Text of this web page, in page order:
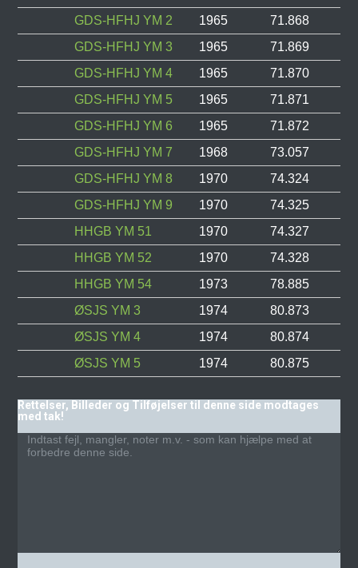
GDS-HFHJ YM 2
1965
71.868
GDS-HFHJ YM 3
1965
71.869
GDS-HFHJ YM 4
1965
71.870
GDS-HFHJ YM 5
1965
71.871
GDS-HFHJ YM 6
1965
71.872
GDS-HFHJ YM 7
1968
73.057
GDS-HFHJ YM 8
1970
74.324
GDS-HFHJ YM 9
1970
74.325
HHGB YM 51
1970
74.327
HHGB YM 52
1970
74.328
HHGB YM 54
1973
78.885
ØSJS YM 3
1974
80.873
ØSJS YM 4
1974
80.874
ØSJS YM 5
1974 80.875
Rettelser, Billeder og Tilføjelser til denne side modtages
med tak!